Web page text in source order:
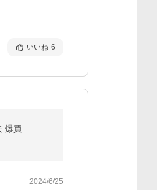
いいね 6
爆買
2024/6/25